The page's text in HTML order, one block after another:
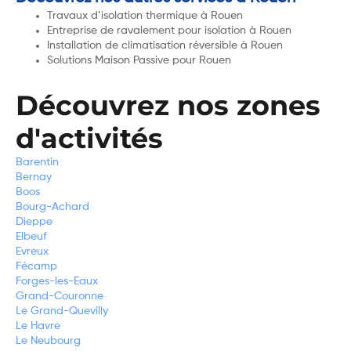
Travaux d’isolation thermique à Rouen
Entreprise de ravalement pour isolation à Rouen
Installation de climatisation réversible à Rouen
Solutions Maison Passive pour Rouen
Découvrez nos zones
d'activités
Barentin
Bernay
Boos
Bourg-Achard
Dieppe
Elbeuf
Evreux
Fécamp
Forges-les-Eaux
Grand-Couronne
Le Grand-Quevilly
Le Havre
Le Neubourg